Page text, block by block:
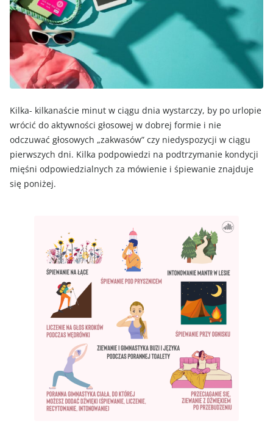
Kilka- kilkanaście minut w ciągu dnia wystarczy, by po urlopie
wrócić do aktywności głosowej w dobrej formie i nie
odczuwać głosowych „zakwasów” czy niedyspozycji w ciągu
pierwszych dni. Kilka podpowiedzi na podtrzymanie kondycji
mięśni odpowiedzialnych za mówienie i śpiewanie znajduje
się poniżej.